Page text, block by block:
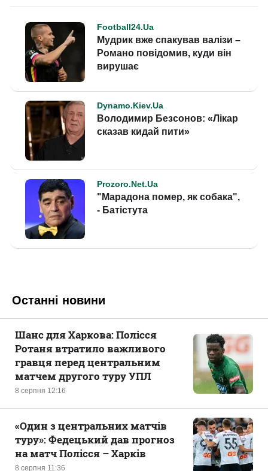
Останні новини
8 серпня 12:16
Шанс для Харкова: Полісся
Ротаня втратило важливого
гравця перед центральним
матчем другого туру УПЛ
8 серпня 11:36
«Один з центральних матчів
туру»: Федецький дав прогноз
на матч Полісся – Харків